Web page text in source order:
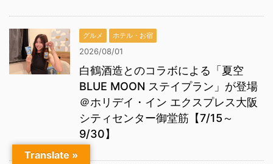
グルメ ホテル・お宿
2026/08/01
白鶴酒造とのコラボによる「夏空
BLUE MOON ステイプラン」が登場
＠ホリデイ・イン エクスプレス大阪
シティセンター御堂筋【7/15～
9/30】
Translate »